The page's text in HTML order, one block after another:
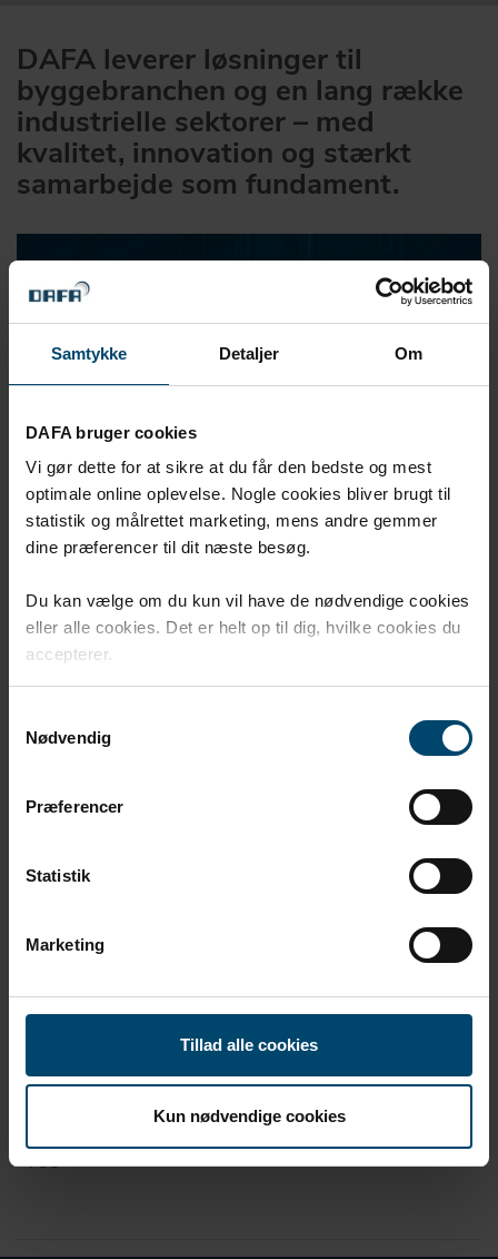
Samtykke Detaljer Om
DAFA bruger cookies
Vi gør dette for at sikre at du får den bedste og mest
optimale online oplevelse. Nogle cookies bliver brugt til
statistik og målrettet marketing, mens andre gemmer
dine præferencer til dit næste besøg.
Du kan vælge om du kun vil have de nødvendige cookies
eller alle cookies. Det er helt op til dig, hvilke cookies du
accepterer.
Nødvendig
Præferencer
Statistik
Marketing
Tillad alle cookies
Kun nødvendige cookies
DAFA leverer løsninger til
byggebranchen og en lang række
industrielle sektorer – med
kvalitet, innovation og stærkt
samarbejde som fundament.
DAFA bidrager til din succes med løsninger, der tætner,
dæmper og beskytter på tværs af applikationer og
industrier.
Gå til DAFA Building Solutions
DAFA er en pålidelig partner, der leverer løsninger og
produkter, som tætner, dæmper og beskytter i